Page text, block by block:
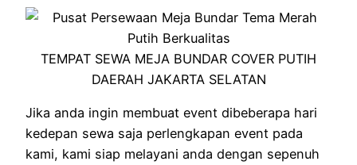
TEMPAT SEWA MEJA BUNDAR COVER PUTIH
DAERAH JAKARTA SELATAN
Jika anda ingin membuat event dibeberapa hari
kedepan sewa saja perlengkapan event pada
kami, kami siap melayani anda dengan sepenuh